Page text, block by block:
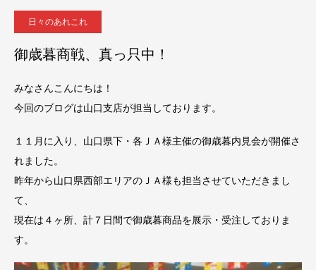
日々のあれこれ
御歳暮商戦、真っ只中！
みなさんこんにちは！
今回のブログは山口支店が担当しております。
１１月に入り、山口県下・各ＪＡ様主催の御歳暮内見会が開催さ
れました。
昨年から山口県西部エリアのＪＡ様も担当させていただきまし
て、
現在は４ヶ所、計７日間で御歳暮商品を展示・受注しておりま
す。